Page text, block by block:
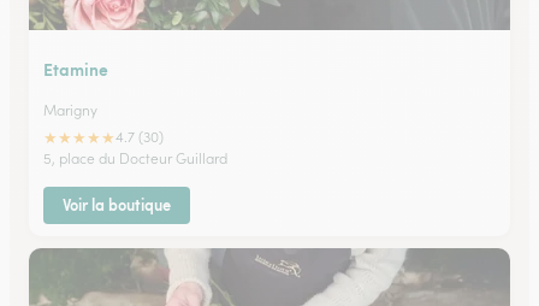
Etamine
Marigny
★★★★★4.7 (30)
5, place du Docteur Guillard
Voir la boutique